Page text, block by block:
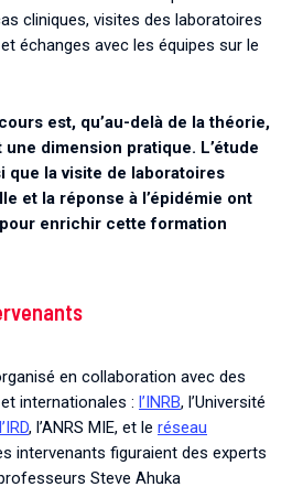
cliniques, visites des laboratoires
échanges avec les équipes sur le
est, qu’au-delà de la théorie,
dimension pratique. L’étude
que la visite de laboratoires
et la réponse à l’épidémie ont
enrichir cette formation
en collaboration avec des
internationales : l’INRB, l’Université
l’IRD, l’ANRS MIE, et le réseau
intervenants figuraient des experts
Steve Ahuka